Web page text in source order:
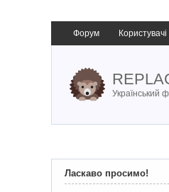
Форум Користувачі
Український
Ласкаво просимо!